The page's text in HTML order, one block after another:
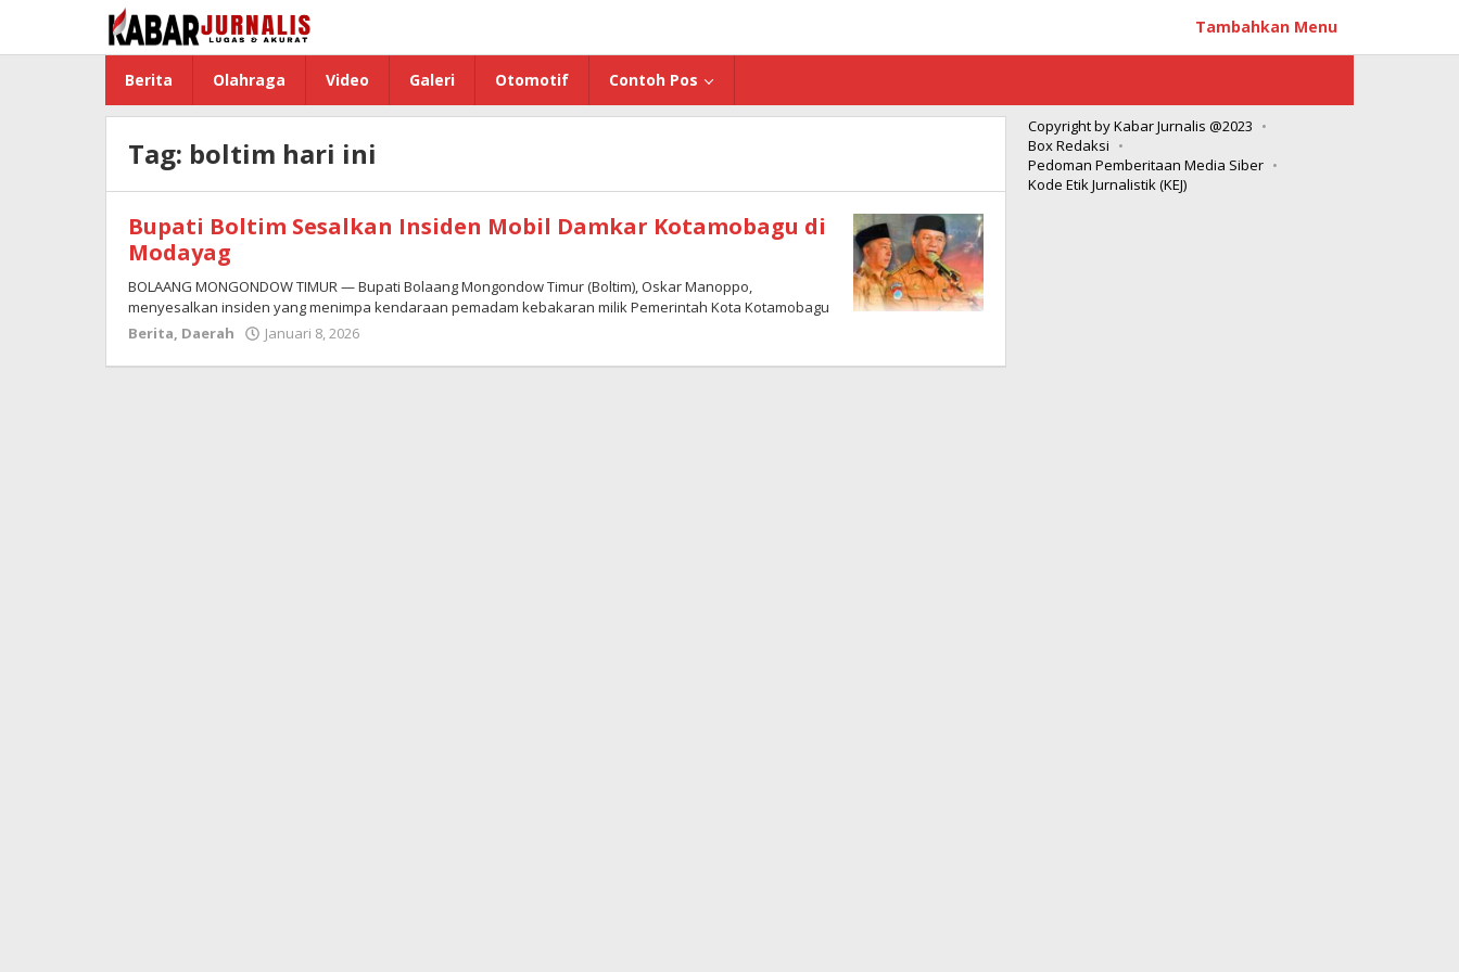
konten
Tambahkan Menu
Berita Olahraga Video Galeri Otomotif Contoh Pos
Tag: boltim hari ini
Bupati Boltim Sesalkan Insiden Mobil Damkar Kotamobagu di
Modayag
BOLAANG MONGONDOW TIMUR — Bupati Bolaang Mongondow Timur (Boltim), Oskar Manoppo,
menyesalkan insiden yang menimpa kendaraan pemadam kebakaran milik Pemerintah Kota Kotamobagu
Berita, Daerah Januari 8, 2026
Copyright by Kabar Jurnalis @2023
Box Redaksi
Pedoman Pemberitaan Media Siber
Kode Etik Jurnalistik (KEJ)